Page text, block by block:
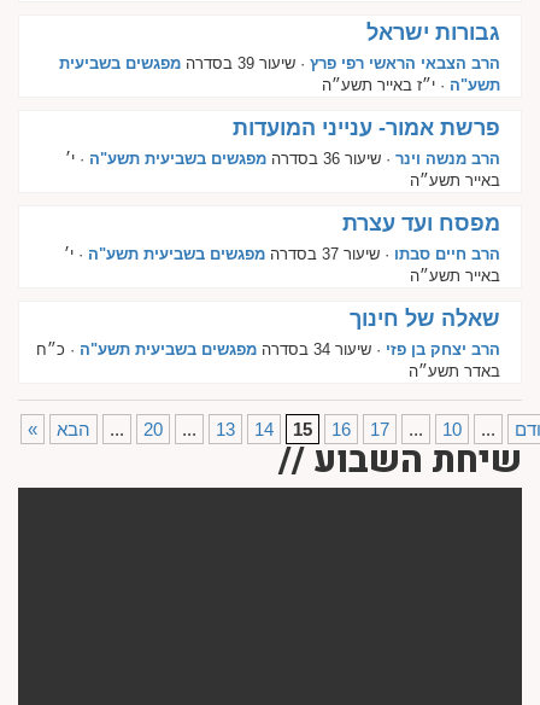
גבורות ישראל
הרב הצבאי הראשי רפי פרץ · שיעור 39 בסדרה
מפגשים בשביעית
תשע"ה · י״ז באייר תשע״ה
פרשת אמור- ענייני המועדות
הרב מנשה וינר · שיעור 36 בסדרה מפגשים בשביעית תשע"ה · י׳
באייר תשע״ה
מפסח ועד עצרת
הרב חיים סבתו · שיעור 37 בסדרה מפגשים בשביעית תשע"ה · י׳
באייר תשע״ה
שאלה של חינוך
הרב יצחק בן פזי · שיעור 34 בסדרה מפגשים בשביעית תשע"ה · כ״ח
באדר תשע״ה
« ...
10
...
13 14 15 16 17
...
20
... הבא
שיחת השבוע //